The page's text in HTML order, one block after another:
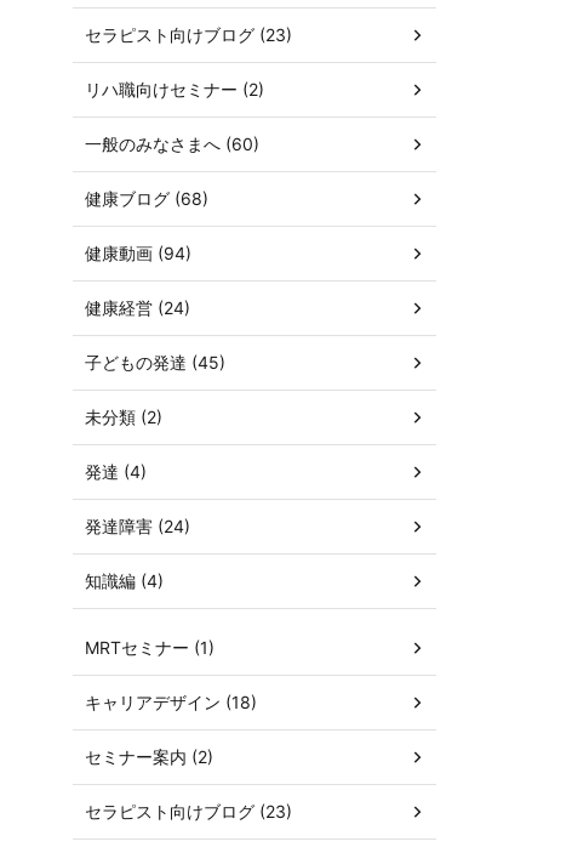
セラピスト向けブログ (23)
リハ職向けセミナー (2)
一般のみなさまへ (60)
健康ブログ (68)
健康動画 (94)
健康経営 (24)
子どもの発達 (45)
未分類 (2)
発達 (4)
発達障害 (24)
知識編 (4)
MRTセミナー (1)
キャリアデザイン (18)
セミナー案内 (2)
セラピスト向けブログ (23)